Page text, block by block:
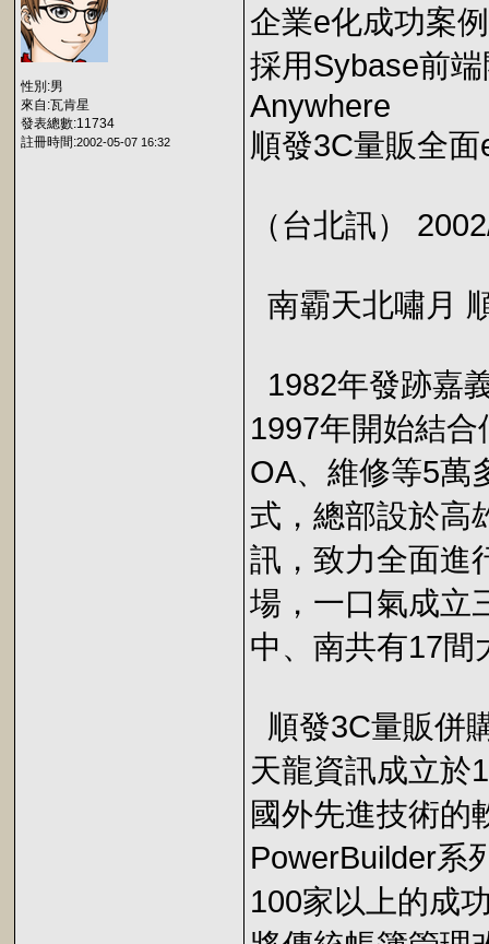
性別:男
來自:瓦肯星
發表總數:11734
註冊時間:2002-05-07 16:32
企業e化成功案
採用Sybase前
Anywhere
順發3C量販全面
（台北訊）
南霸天北嘯月
1982年發跡嘉
1997年開始結
OA、維修等5萬
式，總部設於高
訊，致力全面進
場，一口氣成立
中、南共有17間
順發3C量販併
天龍資訊成立於
國外先進技術的
PowerBuilder系
100家以上的成